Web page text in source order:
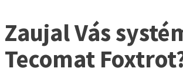
Zaujal Vás
Tecomat